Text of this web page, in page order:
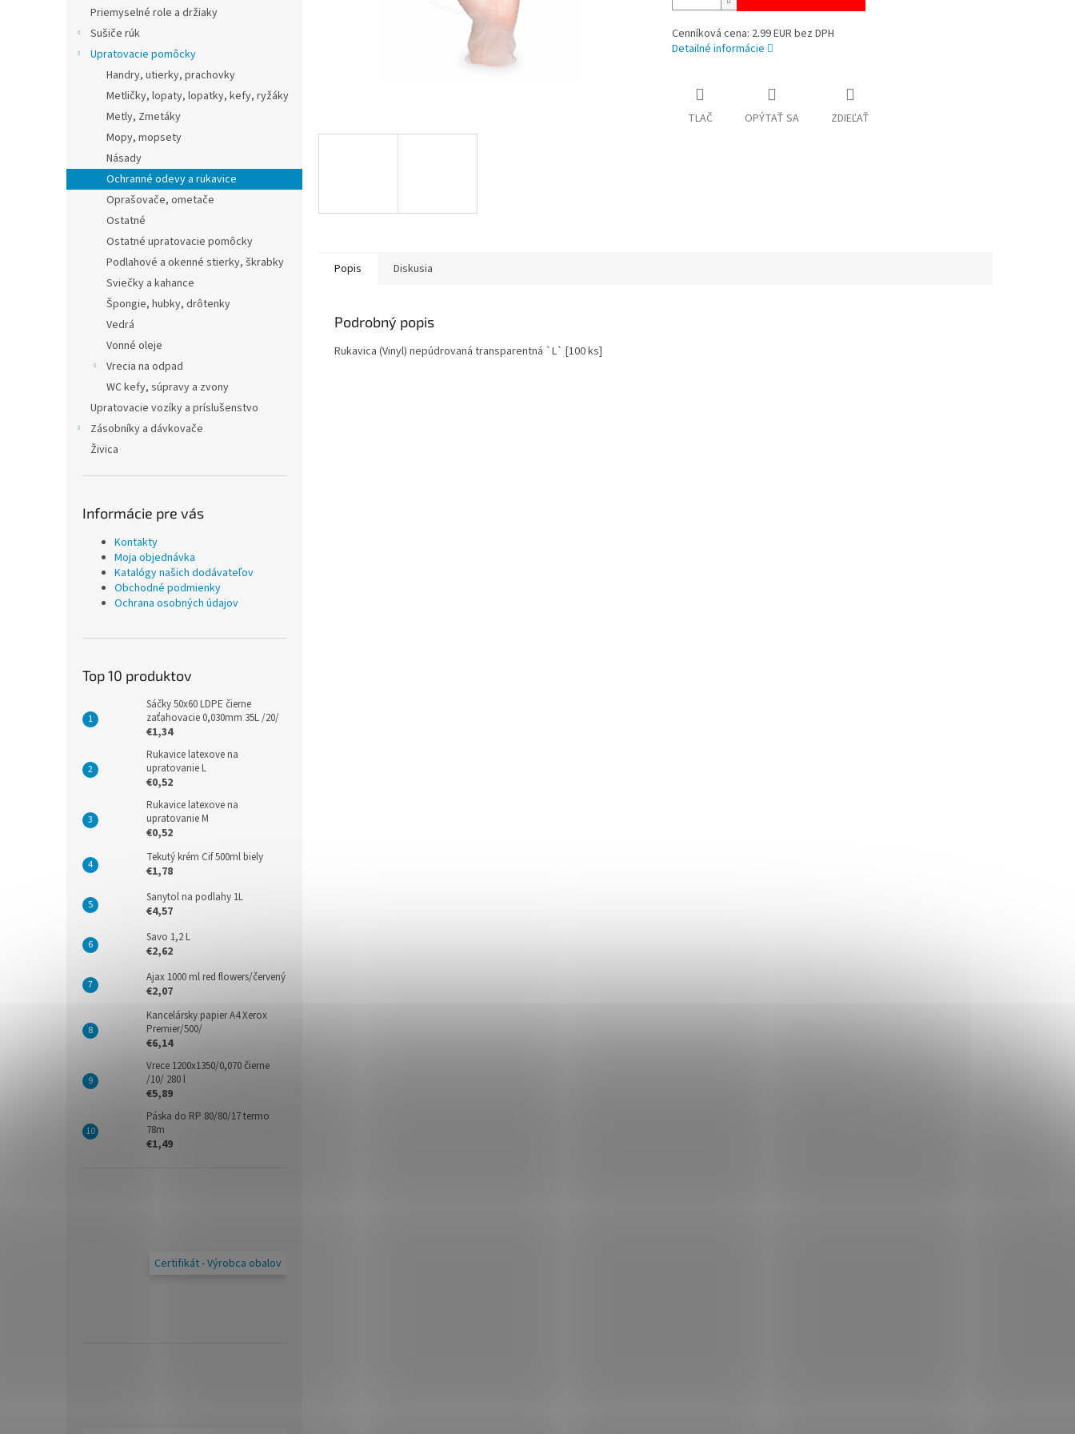
Priemyselné role a držiaky
Sušiče rúk
Upratovacie pomôcky
Handry, utierky, prachovky
Metličky, lopaty, lopatky, kefy, ryžáky
Metly, Zmetáky
Mopy, mopsety
Násady
Ochranné odevy a rukavice
Oprašovače, ometače
Ostatné
Ostatné upratovacie pomôcky
Podlahové a okenné stierky, škrabky
Sviečky a kahance
Špongie, hubky, drôtenky
Vedrá
Vonné oleje
Vrecia na odpad
WC kefy, súpravy a zvony
Upratovacie vozíky a príslušenstvo
Zásobníky a dávkovače
Živica
Informácie pre vás
Kontakty
Moja objednávka
Katalógy našich dodávateľov
Obchodné podmienky
Ochrana osobných údajov
Top 10 produktov
Sáčky 50x60 LDPE čierne
zaťahovacie 0,030mm 35L /20/
€1,34
Rukavice latexove na
upratovanie L
€0,52
Rukavice latexove na
upratovanie M
€0,52
Tekutý krém Cif 500ml biely
€1,78
Sanytol na podlahy 1L
€4,57
Savo 1,2 L
€2,62
Ajax 1000 ml red flowers/červený
€2,07
Kancelársky papier A4 Xerox
Premier/500/
€6,14
Vrece 1200x1350/0,070 čierne
/10/ 280 l
€5,89
Páska do RP 80/80/17 termo
78m
€1,49
Certifikát - Výrobca obalov
Cenníková cena: 2.99 EUR bez DPH
Detailné informácie
TLAČ OPÝTAŤ SA ZDIEĽAŤ
Popis Diskusia
Podrobný popis
Rukavica (Vinyl) nepúdrovaná transparentná `L` [100 ks]